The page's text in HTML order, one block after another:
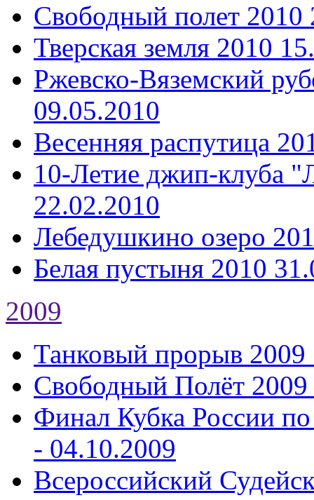
Свободный полет 2010
Тверская земля 2010
Ржевско-Вяземский
09.05.2010
Весенняя распутица
10-Летие джип-клуба
22.02.2010
Лебедушкино озеро
Белая пустыня 2010
2009
Танковый прорыв 2009
Свободный Полёт 2009
Финал Кубка России
- 04.10.2009
Всероссийский